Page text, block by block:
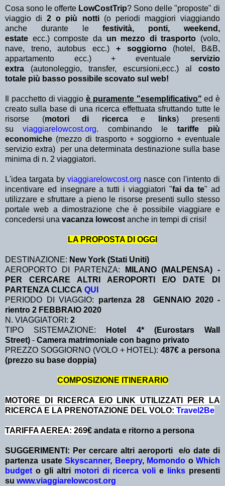
Cosa sono le offerte LowCostTrip? Sono delle "proposte" di
viaggio di2 o più notti (o periodi maggiori viaggiando
anche durante lefestività, ponti, weekend,
estate ecc.) composte da un mezzo di trasporto (volo,
nave, treno, autobus ecc.) + soggiorno(hotel, B&B,
appartamento ecc.) + eventuale servizio
extra (autonoleggio, transfer, escursioni,ecc.) al costo
totale più basso possibile scovato sul web!
Il pacchetto di viaggio è puramente "esemplificativo" ed è
creato sulla base di una ricerca effettuata sfruttando tutte le
risorse (motori di ricerca e links) presenti
suviaggiarelowcost.org. combinando le tariffe più
economiche (mezzo di trasporto + soggiorno + eventuale
servizio extra)
per una determinata destinazione sulla base
minima di n. 2 viaggiatori.
L'idea targata by viaggiarelowcost.org nasce con l'intento di
incentivare ed insegnare a tutti i viaggiatori "fai da te" ad
utilizzare e sfruttare a pieno le risorse presenti sullo stesso
portale web a dimostrazione che è possibile viaggiare e
concedersi una vacanza lowcost anche in tempi di crisi!
LA PROPOSTA DI OGGI
DESTINAZIONE: New York (Stati Uniti)
AEROPORTO DI PARTENZA:
MILANO (MALPENSA) -
PER CERCARE ALTRI AEROPORTI E/O DATE DI
PARTENZA CLICCA QUI
PERIODO DI VIAGGIO: partenza 28 GENNAIO 2020 -
rientro 2 FEBBRAIO 2020
N. VIAGGIATORI: 2
TIPO SISTEMAZIONE:
Hotel 4* (Eurostars Wall
Street) - Camera matrimoniale con bagno privato
PREZZO SOGGIORNO (VOLO + HOTEL):487€ a persona
(prezzo su base doppia)
COMPOSIZIONE ITINERARIO
MOTORE DI RICERCA E/O LINK UTILIZZATI PER LA
RICERCA E LA PRENOTAZIONE DEL VOLO: Travel2Be
TARIFFA AEREA: 269€ andata e ritorno a persona
SUGGERIMENTI: Per cercare altri aeroporti e/o date di
partenza usate Skyscanner, Beepry, Momondo o Which
budget o gli altri motori di ricerca voli e links presenti
su www.viaggiarelowcost.org